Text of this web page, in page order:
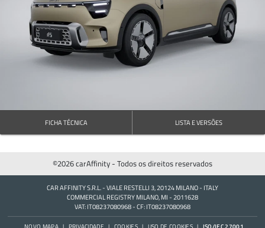
FICHA TÉCNICA LISTA E VERSÕES
©2026 carAffinity - Todos os direitos reservados
CAR AFFINITY S.R.L. - VIALE RESTELLI 3, 20124 MILANO - ITALY
COMMERCIAL REGISTRY MILANO, MI - 2011628
VAT: IT08237080968 - CF: IT08237080968